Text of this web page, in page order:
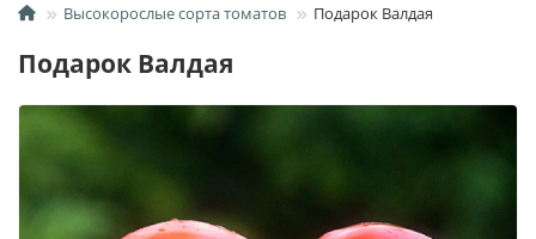
Высокорослые сорта томатов Подарок Валдая
Подарок Валдая